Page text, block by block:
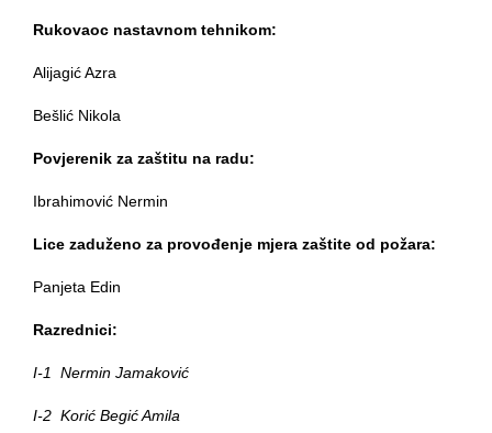
Rukovaoc nastavnom tehnikom:
Alijagić Azra
Bešlić Nikola
Povjerenik za zaštitu na radu:
Ibrahimović Nermin
Lice zaduženo za provođenje mjera zaštite od požara:
Panjeta Edin
Razrednici:
I-1 Nermin Jamaković
I-2 Korić Begić Amila